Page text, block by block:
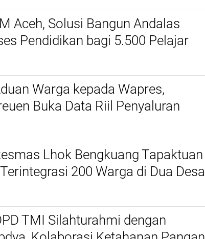
Aceh, Solusi Bangun Andalas
Pendidikan bagi 5.500 Pelajar
Warga kepada Wapres,
Buka Data Riil Penyaluran
Lhok Bengkuang Tapaktuan
200 Warga di Dua Desa
Gratis
TMI Silahturahmi dengan